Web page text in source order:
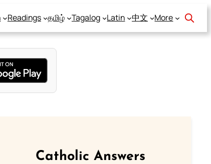
Readings தமிழ் Tagalog Latin 中文 More
Catholic Answers